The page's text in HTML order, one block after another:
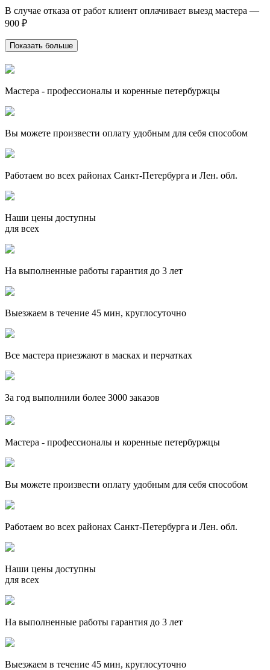
В случае отказа от работ клиент оплачивает выезд мастера —
900 ₽
Показать больше
Мастера - профессионалы и коренные петербуржцы
Вы можете произвести оплату удобным для себя способом
Работаем во всех районах Санкт-Петербурга и Лен. обл.
Наши цены доступны
для всех
На выполненные работы гарантия до 3 лет
Выезжаем в течение 45 мин, круглосуточно
Все мастера приезжают в масках и перчатках
За год выполнили более 3000 заказов
Мастера - профессионалы и коренные петербуржцы
Вы можете произвести оплату удобным для себя способом
Работаем во всех районах Санкт-Петербурга и Лен. обл.
Наши цены доступны
для всех
На выполненные работы гарантия до 3 лет
Выезжаем в течение 45 мин, круглосуточно